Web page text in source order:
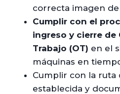
correcta imagen de
Cumplir con el
ingreso y cierre de
Trabajo (OT) en el
máquinas en
Cumplir con la ruta
establecida y